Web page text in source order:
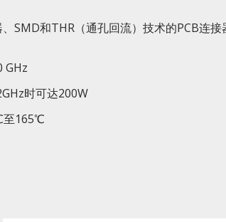
SMD和THR（通孔回流）技术的PCB连接
GHz
时可达200W
至165℃